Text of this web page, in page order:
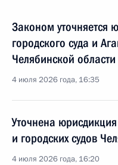
Законом уточняется
городского суда и
Челябинской области
4 июля 2026 года, 16:35
Уточнена
и городских судов
4 июля 2026 года, 16:20